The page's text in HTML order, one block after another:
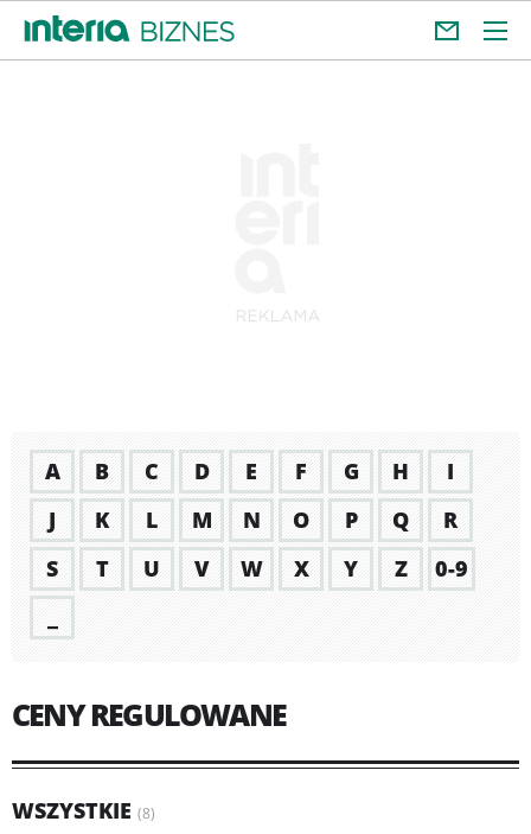
A B C D E F G H
I
J
K L M N O P Q
R
S
T U V W X Y Z
0-9
CENY REGULOWANE
WSZYSTKIE (8)